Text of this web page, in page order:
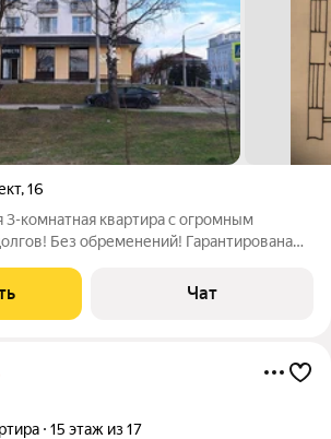
,16
3-комнатная квартира с огромным
дома. Очень толстые несущие стены
Чат
15 этаж из 17